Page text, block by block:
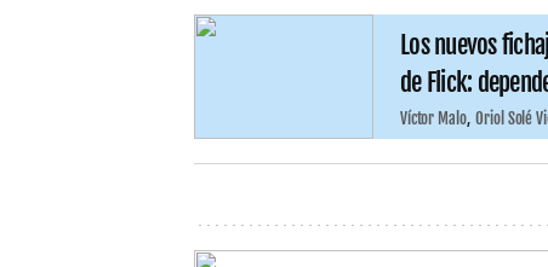
Los nuevos
de Flick:
Víctor Malo Oriol Solé